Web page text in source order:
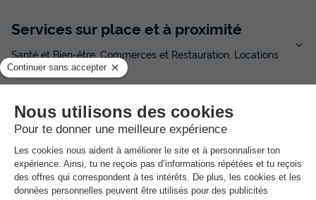
Services sur place et à proximité
Santé et Bien-être, Commerces et Restauration, Locations
et équipements, divers
Avis sur Camping La Liscia★★★
Avis TripAdvisor
3.8
Avis clients
8.5 /10